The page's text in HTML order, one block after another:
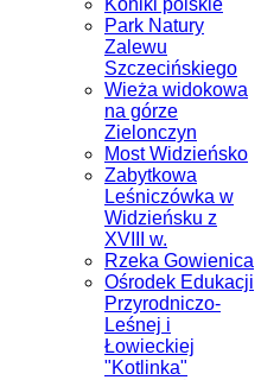
Koniki polskie
Park Natury
Zalewu
Szczecińskiego
Wieża widokowa
na górze
Zielonczyn
Most Widzieńsko
Zabytkowa
Leśniczówka w
Widzieńsku z
XVIII w.
Rzeka Gowienica
Ośrodek Edukacji
Przyrodniczo-
Leśnej i
Łowieckiej
"Kotlinka"